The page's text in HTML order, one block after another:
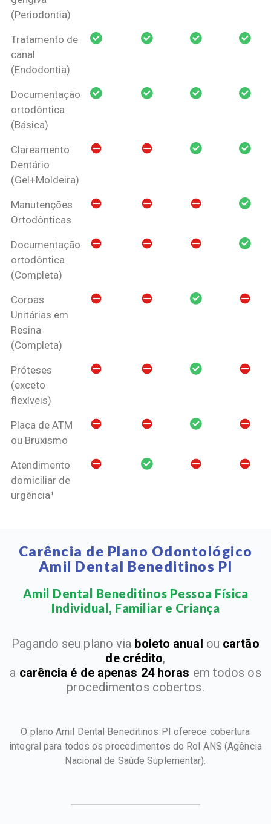
(Periodontia)
Tratamento de
canal
(Endodontia)
Documentação
ortodôntica
(Básica)
Clareamento
Dentário
(Gel+Moldeira)
Manutenções
Ortodônticas
Documentação
ortodôntica
(Completa)
Coroas
Unitárias em
Resina
(Completa)
Próteses
(exceto
flexíveis)
Placa de ATM
ou Bruxismo
Atendimento
domiciliar de
urgência¹
Carência de Plano Odontológico
Amil Dental Beneditinos PI
Amil Dental Beneditinos Pessoa Física
Individual, Familiar e Criança​
Pagando seu plano via boleto anual ou cartão
de crédito,
a carência é de apenas 24 horas em todos os
procedimentos cobertos.
O plano Amil Dental Beneditinos PI oferece cobertura
integral para todos os procedimentos do Rol ANS (Agência
Nacional de Saúde Suplementar).